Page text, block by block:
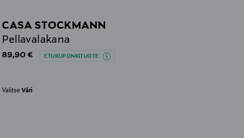
CASA STOCKMANN
Pellavalakana
Original Price
89,90 € ETUKUPONKITUOTE
ValitseVäri